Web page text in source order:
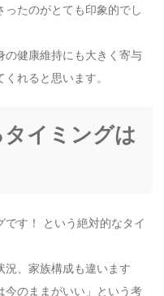
たのがとても印象的でし
の健康維持にも大きく寄与
れると思います。
イミングは
す！ という絶対的なタイ
況、家族構成も違います
今のままがいい」という考